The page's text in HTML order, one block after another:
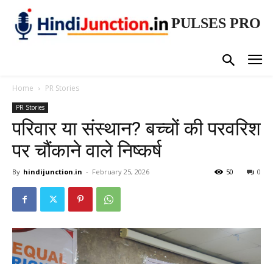
PULSES PRO
Home PR Stories
PR Stories
परिवार या संस्थान? बच्चों की परवरिश
पर चौंकाने वाले निष्कर्ष
By hindijunction.in - February 25, 2026 0
50